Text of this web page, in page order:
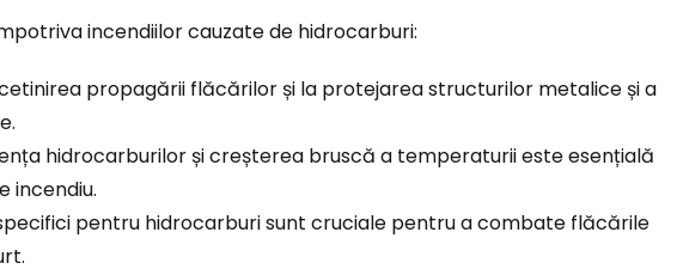
incendiilor cauzate de hidrocarburi:
propagării flăcărilor și la protejarea structurilor metalice și a
hidrocarburilor și creșterea bruscă a temperaturii este esențială
incendiu.
pentru hidrocarburi sunt cruciale pentru a combate flăcările